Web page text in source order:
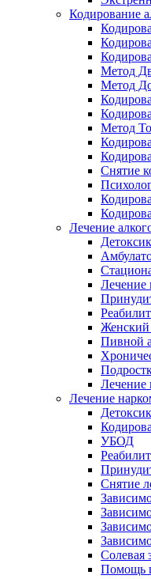
Кодирование
Метод
Метод
Метод
Снятие
Лечение
Лечение
Женский
Пивной
Лечение
Лечение
УБОД
Снятие
Солевая
Помощь